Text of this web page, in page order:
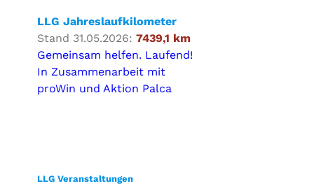
LLG Jahreslaufkilometer
Stand 31.05.2026: 7439,1 km
Gemeinsam helfen. Laufend!
In Zusammenarbeit mit
proWin und Aktion Palca
LLG Veranstaltungen